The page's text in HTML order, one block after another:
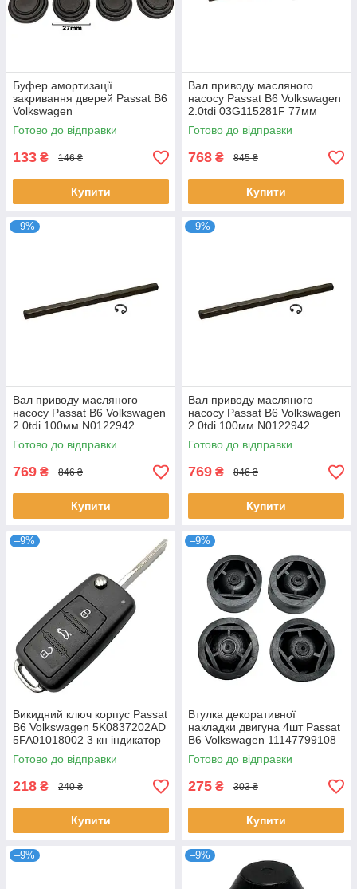
Буфер амортизації
закривання дверей Passat B6
Volkswagen
Готово до відправки
133 ₴ 146 ₴
Купити
Вал приводу масляного
насосу Passat B6 Volkswagen
2.0tdi 03G115281F 77мм
N0122942 03G115281A
03G115281D
Готово до відправки
768 ₴ 845 ₴
Купити
–9%
Вал приводу масляного
насосу Passat B6 Volkswagen
2.0tdi 100мм N0122942
03G115281E
Готово до відправки
769 ₴ 846 ₴
Купити
–9%
Вал приводу масляного
насосу Passat B6 Volkswagen
2.0tdi 100мм N0122942
03G115281E
Готово до відправки
769 ₴ 846 ₴
Купити
–9%
Викидний ключ корпус Passat
B6 Volkswagen 5K0837202AD
5FA01018002 3 кн індикатор
зверху
Готово до відправки
218 ₴ 240 ₴
Купити
–9%
Втулка декоративної
накладки двигуна 4шт Passat
B6 Volkswagen 11147799108
03L103184 13717588501
7C103226
Готово до відправки
275 ₴ 303 ₴
Купити
–9% –9%